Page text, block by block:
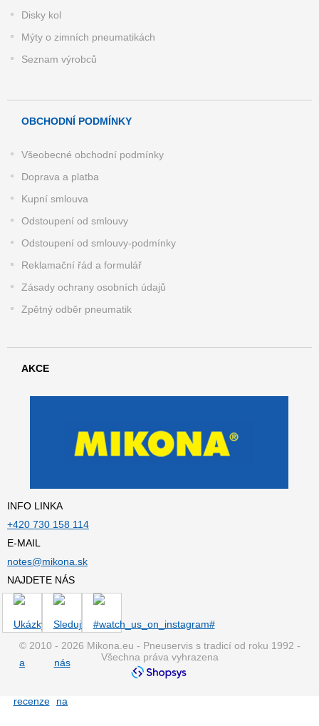
Disky kol
Mýty o zimních pneumatikách
Seznam výrobců
OBCHODNÍ PODMÍNKY
Všeobecné obchodní podmínky
Doprava a platba
Kupní smlouva
Odstoupení od smlouvy
Odstoupení od smlouvy-podmínky
Reklamační řád a formulář
Zásady ochrany osobních údajů
Zpětný odběr pneumatik
AKCE
INFO LINKA
+420 730 158 114
E-MAIL
notes@mikona.sk
NAJDETE NÁS
© 2010 - 2026 Mikona.eu - Pneuservis s tradicí od roku 1992 -
Všechna práva vyhrazena